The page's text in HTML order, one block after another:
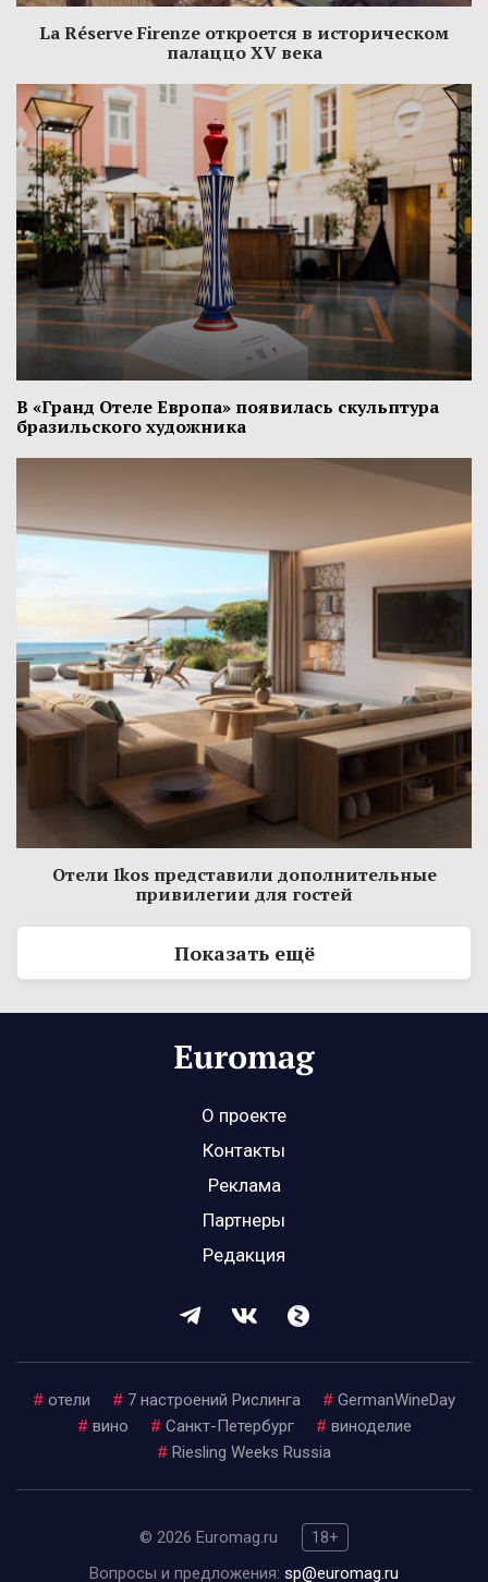
La Réserve Firenze откроется в историческом
палаццо XV века
В «Гранд Отеле Европа» появилась скульптура
бразильского художника
Отели Ikos представили дополнительные
привилегии для гостей
Показать ещё
О проекте
Контакты
Реклама
Партнеры
Редакция
# отели # 7 настроений Рислинга # GermanWineDay
# вино # Санкт-Петербург # виноделие
# Riesling Weeks Russia
© 2026 Euromag.ru
18+
Вопросы и предложения: sp@euromag.ru